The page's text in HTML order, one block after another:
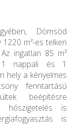
Dömsöd
m²-es telken
ingatlan 85 m²
1 nappali és 1
hely a kényelmes
fenntartású
beépítésre
hőszigetelés is
is